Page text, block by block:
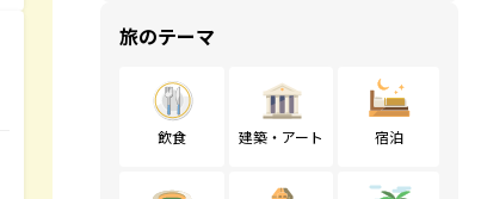
旅のテーマ
飲食 建築・アート 宿泊